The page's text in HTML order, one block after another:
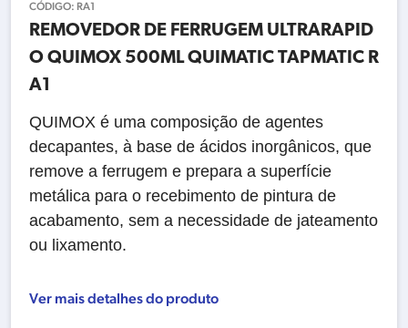
CÓDIGO: RA1
REMOVEDOR DE FERRUGEM ULTRARAPID
O QUIMOX 500ML QUIMATIC TAPMATIC R
A1
QUIMOX é uma composição de agentes
decapantes, à base de ácidos inorgânicos, que
remove a ferrugem e prepara a superfície
metálica para o recebimento de pintura de
acabamento, sem a necessidade de jateamento
ou lixamento.
Ver mais detalhes do produto